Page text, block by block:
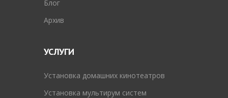
Блог
Архив
УСЛУГИ
Установка домашних кинотеатров
Установка мультирум систем